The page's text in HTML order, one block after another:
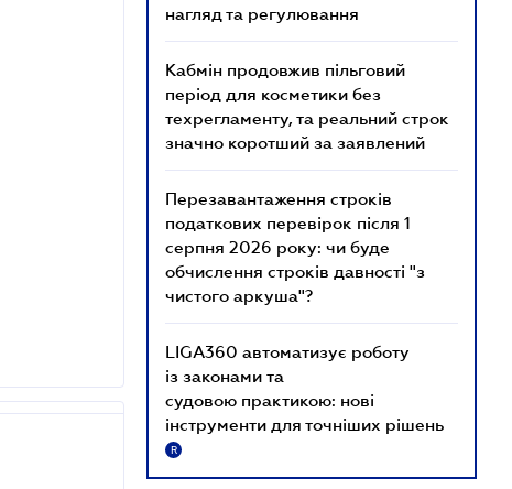
нагляд та регулювання
Кабмін продовжив пільговий
період для косметики без
техрегламенту, та реальний строк
значно коротший за заявлений
Перезавантаження строків
податкових перевірок після 1
серпня 2026 року: чи буде
обчислення строків давності "з
чистого аркуша"?
LIGA360 автоматизує роботу
із законами та
судовою практикою: нові
інструменти для точніших рішень
R